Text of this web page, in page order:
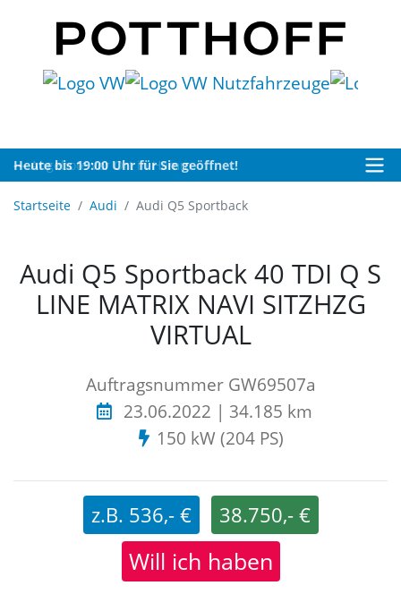
Heute bis 19:00 Uhr für Sie geöffnet!
Startseite Audi Audi Q5 Sportback
Audi Q5 Sportback 40 TDI Q S
LINE MATRIX NAVI SITZHZG
VIRTUAL
Auftragsnummer GW69507a
23.06.2022 | 34.185 km
150 kW (204 PS)
z.B. 536,- € 38.750,- €
Will ich haben